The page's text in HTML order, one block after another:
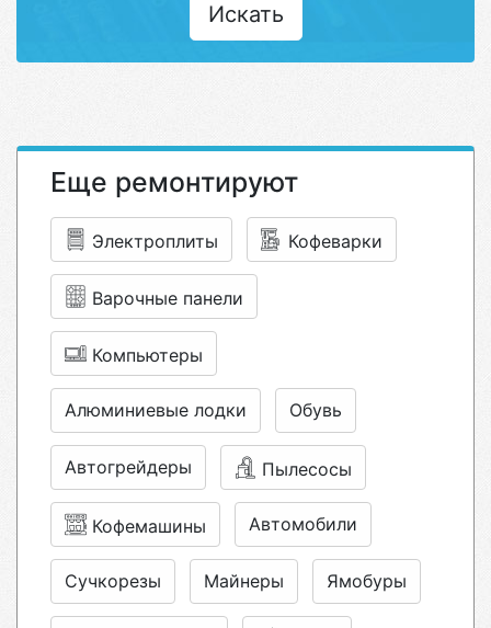
Искать
Еще ремонтируют
Электроплиты Кофеварки
Варочные панели
Компьютеры
Алюминиевые лодки Обувь
Автогрейдеры Пылесосы
Кофемашины Автомобили
Сучкорезы Майнеры Ямобуры